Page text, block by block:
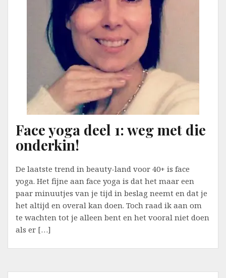
Face yoga deel 1: weg met die
onderkin!
De laatste trend in beauty-land voor 40+ is face
yoga. Het fijne aan face yoga is dat het maar een
paar minuutjes van je tijd in beslag neemt en dat je
het altijd en overal kan doen. Toch raad ik aan om
te wachten tot je alleen bent en het vooral niet doen
als er […]